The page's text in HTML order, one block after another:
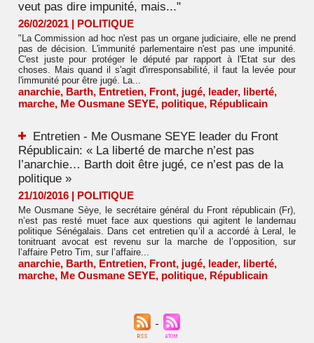
veut pas dire impunité, mais..."
26/02/2021 | POLITIQUE
"La Commission ad hoc n'est pas un organe judiciaire, elle ne prend
pas de décision. L'immunité parlementaire n'est pas une impunité.
C'est juste pour protéger le député par rapport à l'Etat sur des
choses. Mais quand il s'agit d'irresponsabilité, il faut la levée pour
l'immunité pour être jugé. La...
anarchie, Barth, Entretien, Front, jugé, leader, liberté,
marche, Me Ousmane SEYE, politique, Républicain
Entretien - Me Ousmane SEYE leader du Front
Républicain: « La liberté de marche n’est pas
l’anarchie… Barth doit être jugé, ce n’est pas de la
politique »
21/10/2016 | POLITIQUE
Me Ousmane Sèye, le secrétaire général du Front républicain (Fr),
n’est pas resté muet face aux questions qui agitent le landernau
politique Sénégalais. Dans cet entretien qu’il a accordé à Leral, le
tonitruant avocat est revenu sur la marche de l’opposition, sur
l’affaire Petro Tim, sur l’affaire...
anarchie, Barth, Entretien, Front, jugé, leader, liberté,
marche, Me Ousmane SEYE, politique, Républicain